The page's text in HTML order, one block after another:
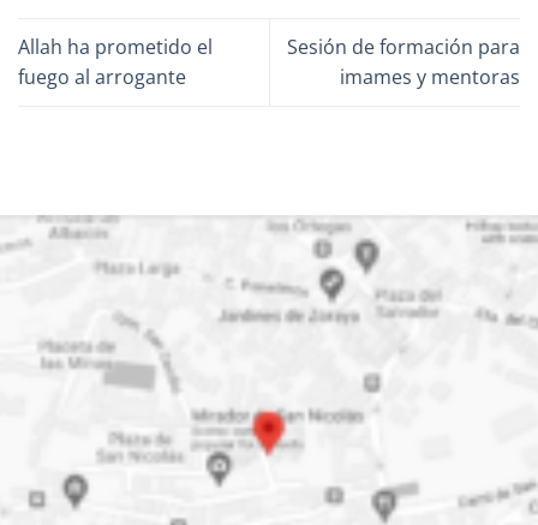
Allah ha prometido el
fuego al arrogante
Sesión de formación para
imames y mentoras